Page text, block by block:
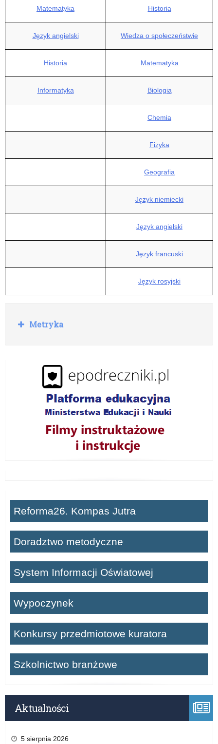
Matematyka Historia
Język angielski Wiedza o społeczeństwie
Historia Matematyka
Informatyka Biologia
Chemia
Fizyka
Geografia
Język niemiecki
Język angielski
Język francuski
Język rosyjski
R
o
Metryka
Reforma26. Kompas Jutra
Doradztwo metodyczne
System Informacji Oświatowej
Wypoczynek
Konkursy przedmiotowe kuratora
Szkolnictwo branżowe
Aktualności
5 sierpnia 2026